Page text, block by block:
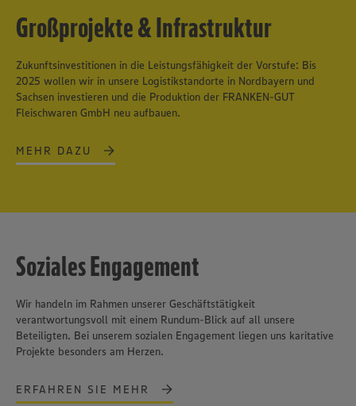
Großprojekte & Infrastruktur
Zukunftsinvestitionen in die Leistungsfähigkeit der Vorstufe: Bis
2025 wollen wir in unsere Logistikstandorte in Nordbayern und
Sachsen investieren und die Produktion der FRANKEN-GUT
Fleischwaren GmbH neu aufbauen.
MEHR DAZU
Soziales Engagement
Wir handeln im Rahmen unserer Geschäftstätigkeit
verantwortungsvoll mit einem Rundum-Blick auf all unsere
Beteiligten. Bei unserem sozialen Engagement liegen uns karitative
Projekte besonders am Herzen.
ERFAHREN SIE MEHR